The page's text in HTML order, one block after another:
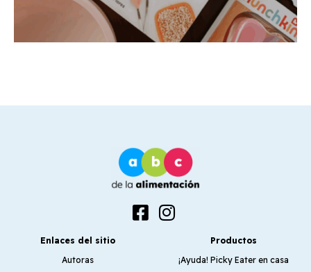
Enlaces del sitio
Autoras
Productos
¡Ayuda! Picky Eater en casa